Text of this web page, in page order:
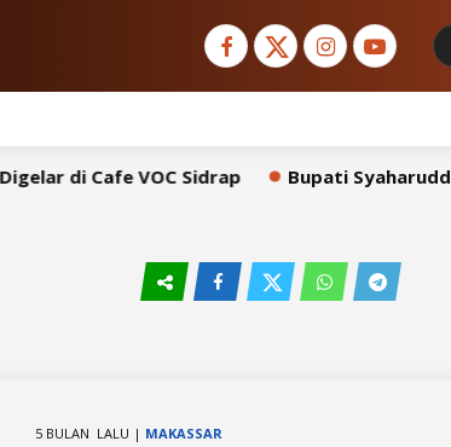
di Cafe VOC Sidrap Bupati Syaharuddin
5 BULAN LALU | MAKASSAR